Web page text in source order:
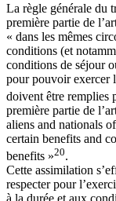
La règle générale du
première partie de
« dans les mêmes
conditions (et
conditions de séjour
pour pouvoir exercer
doivent être remplies
première partie de
aliens and nationals
certain benefits and
benefits »20.
Cette assimilation
respecter pour